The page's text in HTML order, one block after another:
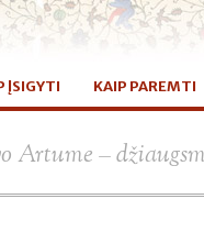
ĮSIGYTI KAIP PAREMTI
–